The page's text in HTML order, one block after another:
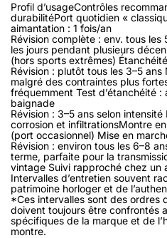
Profil d’usageContrôles
durabilitéPort quotidien «
aimantation : 1 fois/an
Révision complète : env. tous
les jours pendant plusieurs
(hors sports extrêmes)
Révision : plutôt tous les 3–5
malgré des contraintes plus
fréquemment Test d’étanchéité
baignade
Révision : 3–5 ans selon
corrosion et infiltrationsMontre
(port occasionnel) Mise en
Révision : environ tous les 6–8
terme, parfaite pour la
vintage Suivi rapproché chez un
Intervalles d’entretien souvent
patrimoine horloger et de
*Ces intervalles sont des ordres
doivent toujours être confrontés
spécifiques de la marque et de
montre.